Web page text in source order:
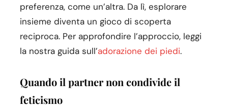
preferenza, come un’altra. Da lì, esplorare
insieme diventa un gioco di scoperta
reciproca. Per approfondire l’approccio, leggi
la nostra guida sull’adorazione dei piedi.
Quando il partner non condivide il
feticismo